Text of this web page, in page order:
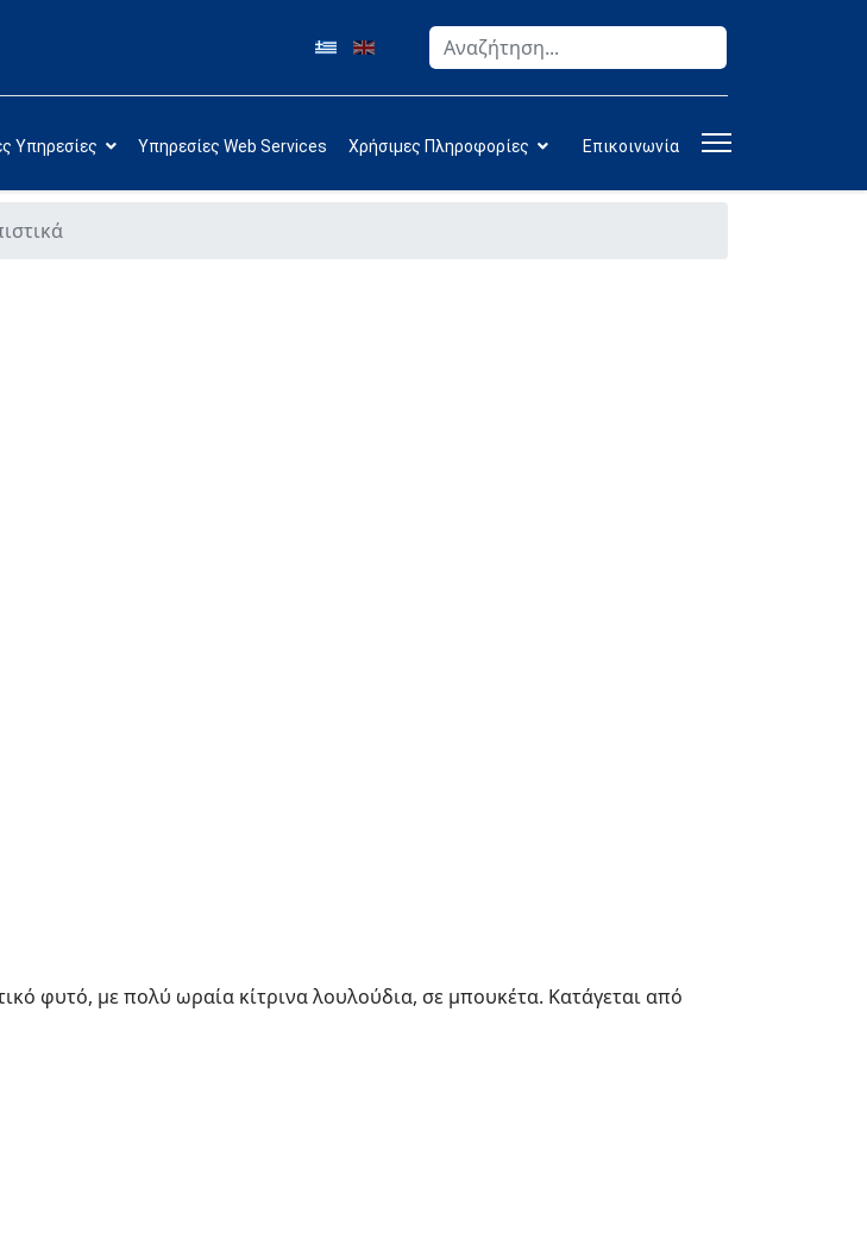
Αναζήτηση
Υπηρεσίες Υπηρεσίες Web Services Χρήσιμες Πληροφορίες Επικοινωνία
φυτό, με πολύ ωραία κίτρινα λουλούδια, σε μπουκέτα. Κατάγεται από